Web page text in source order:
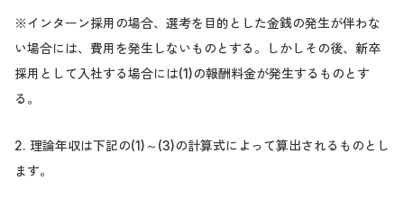
※インターン採用の場合、選考を目的とした金銭の発生が伴わな
い場合には、費用を発生しないものとする。しかしその後、新卒
採用として入社する場合には(1)の報酬料金が発生するものとす
る。
2. 理論年収は下記の(1)～(3)の計算式によって算出されるものとし
ます。